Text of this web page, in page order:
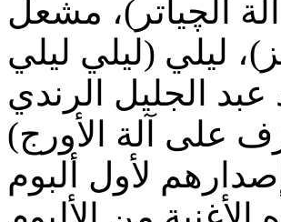
الچياتر)، مشعل
ليلي (ليلي ليلي
الجليل الرندي
الفعلية للفرقة كانت سنة 1991 بإصدارهم لأول ألبوم